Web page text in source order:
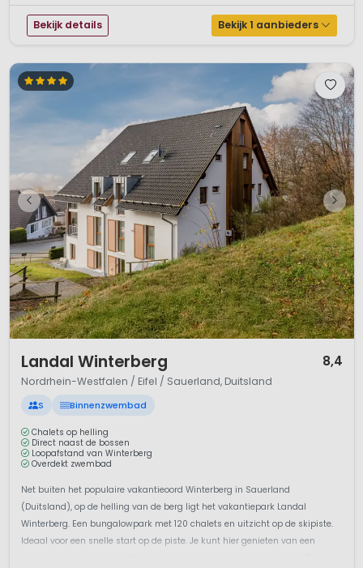
Bekijk details Bekijk 1 aanbieders
Landal Winterberg 8,4
Nordrhein-Westfalen / Eifel / Sauerland, Duitsland
S Binnenzwembad
Chalets op helling
Direct naast de bossen
Loopafstand van Winterberg
Overdekt zwembad
Net buiten het populaire vakantieoord Winterberg in Sauerland
(Duitsland), op de helling van de berg ligt het vakantiepark Landal
Winterberg. Een bungalowpark met 120 chalets en uitzicht op de skipiste.
Ideaal voor een snelle start op de piste. Je kunt hier genieten van een